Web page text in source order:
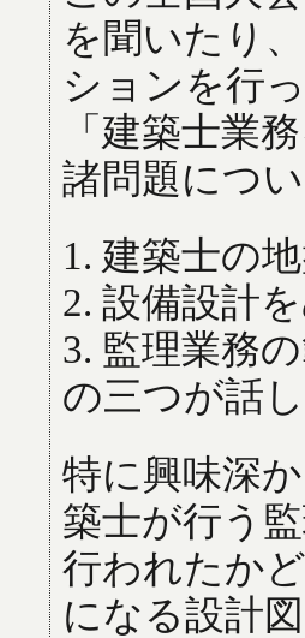
を聞いたり
ションを行
「建築士業
諸問題につ
1. 建築士の
2. 設備設計
3. 監理業務
の三つが話
特に興味深
築士が行う
行われたか
になる設計